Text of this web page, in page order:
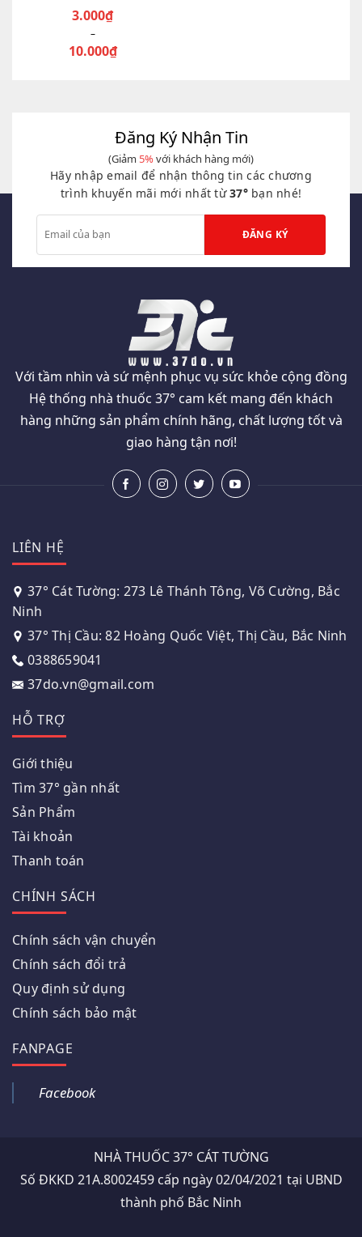
3.000₫
–
10.000₫
giá:
thể.
Các
tùy
chọn
thể
chọn
Đăng Ký Nhận Tin
(Giảm 5%với khách hàng mới)
Hãy nhập email để nhận thông tin các chương
trình khuyến mãi mới nhất từ37°bạn nhé!
Với tầm nhìn và sứ mệnh phục vụ sức khỏe cộng đồng
Hệ thống nhà thuốc 37° cam kết mang đến khách
hàng những sản phẩm chính hãng, chất lượng tốt và
giao hàng tận nơi!
LIÊN HỆ
37° Cát Tường: 273 Lê Thánh Tông, Võ Cường, Bắc
Ninh
37° Thị Cầu: 82 Hoàng Quốc Việt, Thị Cầu, Bắc Ninh
0388659041
37do.vn@gmail.com
HỖ TRỢ
Giới thiệu
Tìm 37° gần nhất
Sản Phẩm
Tài khoản
Thanh toán
CHÍNH SÁCH
Chính sách vận chuyển
Chính sách đổi trả
Quy định sử dụng
Chính sách bảo mật
FANPAGE
Facebook
NHÀ THUỐC 37° CÁT TƯỜNG
Số ĐKKD 21A.8002459 cấp ngày 02/04/2021 tại UBND
thành phố Bắc Ninh